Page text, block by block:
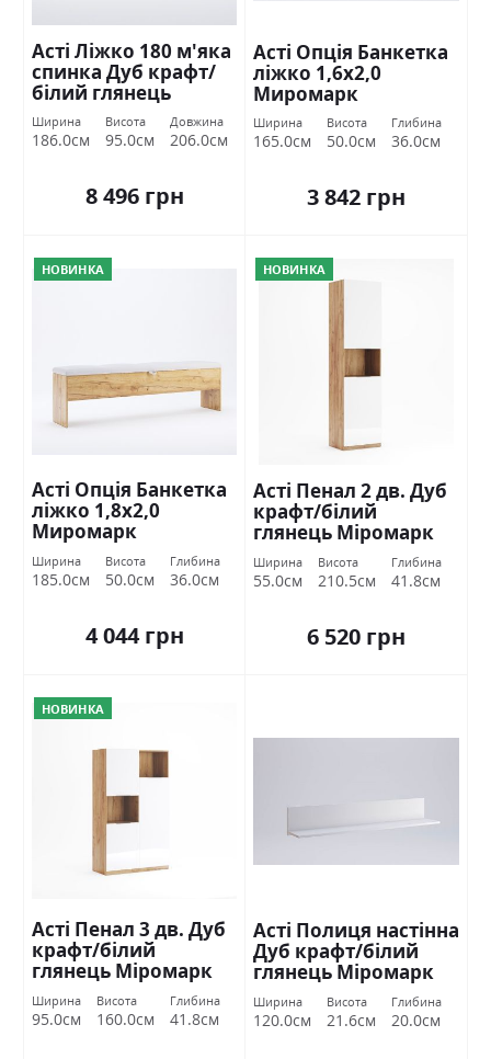
Асті Ліжко 180 м'яка
спинка Дуб крафт/
білий глянець
Міромарк
Ширина
186.0см
Висота
95.0см
Довжина
206.0см
8 496 грн
Асті Опція Банкетка
ліжко 1,6х2,0
Миромарк
Ширина
165.0см
Висота
50.0см
Глибина
36.0см
3 842 грн
НОВИНКА
Асті Опція Банкетка
ліжко 1,8х2,0
Миромарк
Ширина
185.0см
Висота
50.0см
Глибина
36.0см
4 044 грн
НОВИНКА
Асті Пенал 2 дв. Дуб
крафт/білий
глянець Міромарк
Ширина
55.0см
Висота
210.5см
Глибина
41.8см
6 520 грн
НОВИНКА
Асті Пенал 3 дв. Дуб
крафт/білий
глянець Міромарк
Ширина
95.0см
Висота
160.0см
Глибина
41.8см
Асті Полиця настінна
Дуб крафт/білий
глянець Міромарк
Ширина
120.0см
Висота
21.6см
Глибина
20.0см